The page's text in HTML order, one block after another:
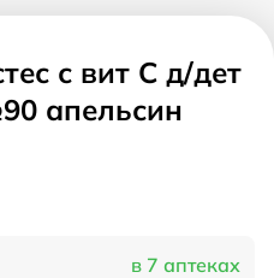
с вит С д/дет
апельсин
в 7 аптеках